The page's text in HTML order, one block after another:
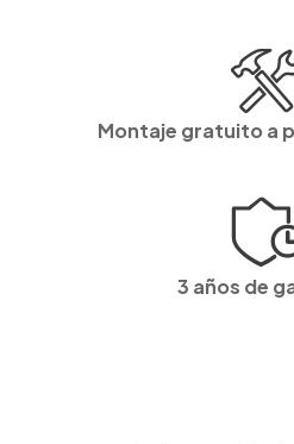
Montaje gratuito a
3 años de